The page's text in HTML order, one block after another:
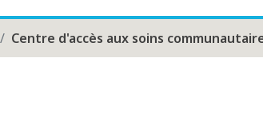
Centre d'accès aux soins